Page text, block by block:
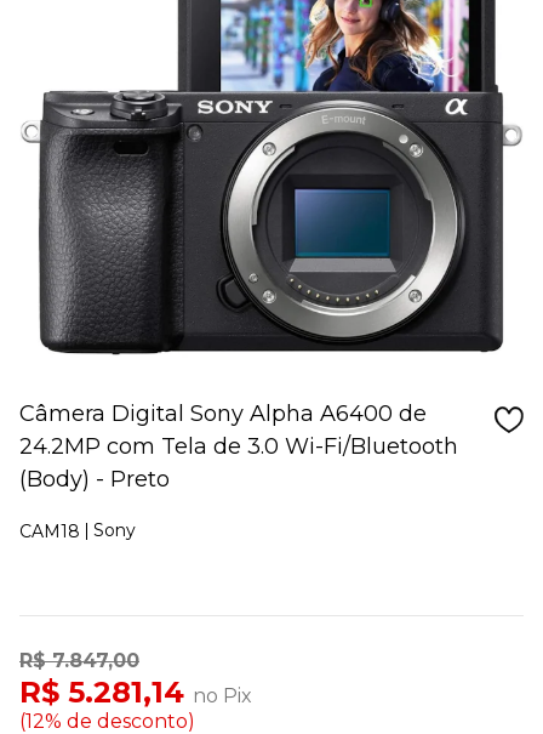
Câmera Digital Sony Alpha A6400 de
24.2MP com Tela de 3.0 Wi-Fi/Bluetooth
(Body) - Preto
CAM18 Sony
R$ 7.847,00
R$ 5.281,14 no Pix
(12% de desconto)